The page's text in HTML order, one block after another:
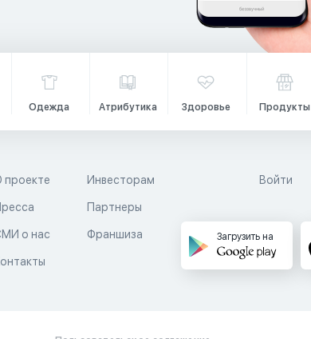
Одежда Атрибутика Здоровье Продукты
проекте
о нас
Инвесторам
Партнеры
Франшиза
Войти
Загрузить на